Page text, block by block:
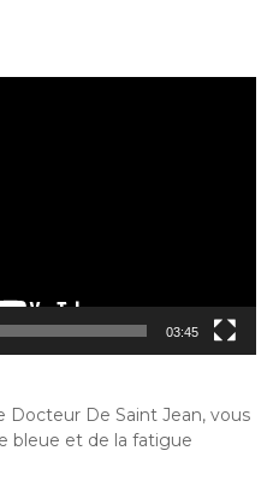
03:45
Docteur De Saint Jean, vous
bleue et de la fatigue